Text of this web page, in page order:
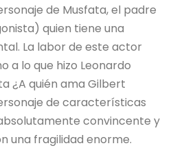
de Musfata, el padre
quien tiene una
La labor de este actor
a lo que hizo Leonardo
¿A quién ama Gilbert
de características
convincente y
una fragilidad enorme.